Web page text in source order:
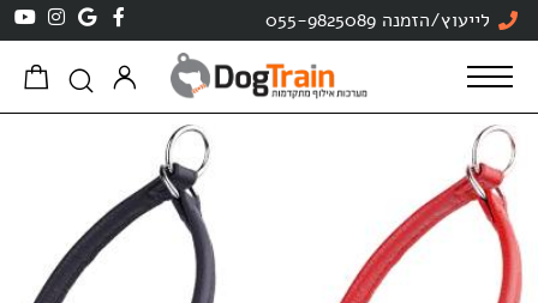
לייעוץ/הזמנה 055-9825089